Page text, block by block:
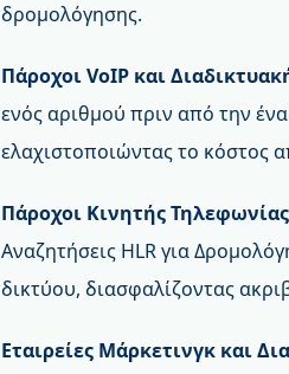
δρομολόγησης.
Πάροχοι VoIP και
ενός αριθμού πριν από την
ελαχιστοποιώντας το κόστος
Πάροχοι Κινητής
Αναζητήσεις HLR για
δικτύου, διασφαλίζοντας
Εταιρείες Μάρκετινγκ και